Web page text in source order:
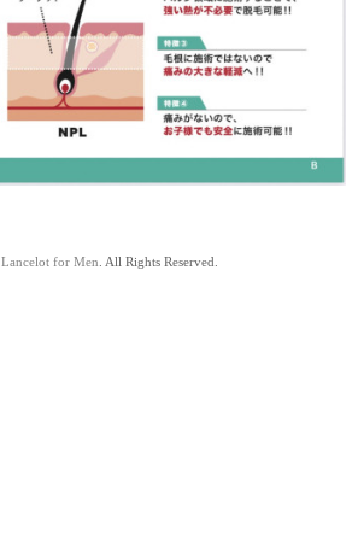
Lancelot for Men . All Rights Reserved.